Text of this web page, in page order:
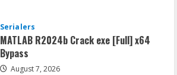
Serialers
MATLAB R2024b Crack exe [Full] x64
Bypass
August 7, 2026